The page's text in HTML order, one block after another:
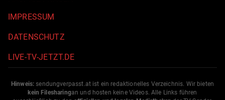
IMPRESSUM
DATENSCHUTZ
LIVE-TV-JETZT.DE
Hinweis: sendungverpasst.at ist ein redaktionelles Verzeichnis. Wir bieten
kein Filesharingan und hosten keine Videos. Alle Links führen